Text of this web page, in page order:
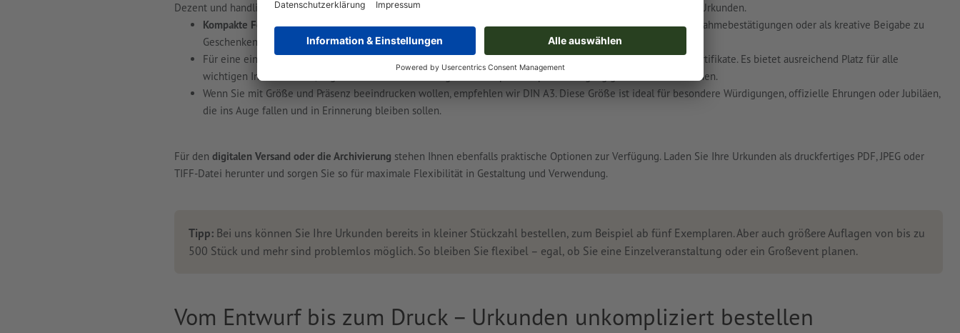
Dezent und handlich oder groß und beeindruckend: Bei Onlineprinters finden Sie genau die richtige Größe für Ihre Urkunden.
Kompakte Formate wie DIN A5eignen sich beispielsweise hervorragend für persönliche Anerkennungen, Teilnahmebestätigungen oder als kreative Beigabe zu
Geschenken. Sie sind handlich, leicht zu verstauen und dennoch ausdrucksstark.
Für eine eindrucksvolle Präsentation wählen SieDIN A4, das Standardformat für die meisten Urkunden und Zertifikate. Es bietet ausreichend Platz für alle
wichtigen Informationen, Logos und individuelle Designs. Zudem passt es perfekt in gängige Ordner und Rahmen.
Wenn Sie mit Größe und Präsenz beeindrucken wollen, empfehlen wir DIN A3. Diese Größe ist ideal für besondere Würdigungen, offizielle Ehrungen oder Jubiläen,
die ins Auge fallen und in Erinnerung bleiben sollen.
Für den digitalen Versand oder die Archivierung stehen Ihnen ebenfalls praktische Optionen zur Verfügung. Laden Sie Ihre Urkunden als druckfertiges PDF, JPEG oder
TIFF-Datei herunter und sorgen Sie so für maximale Flexibilität in Gestaltung und Verwendung.
Tipp:Bei uns können Sie Ihre Urkunden bereits in kleiner Stückzahl bestellen, zum Beispiel ab fünf Exemplaren. Aber auch größere Auflagen von bis zu
500 Stück und mehr sind problemlos möglich. So bleiben Sie flexibel – egal, ob Sie eine Einzelveranstaltung oder ein Großevent planen.
Vom Entwurf bis zum Druck – Urkunden unkompliziert bestellen